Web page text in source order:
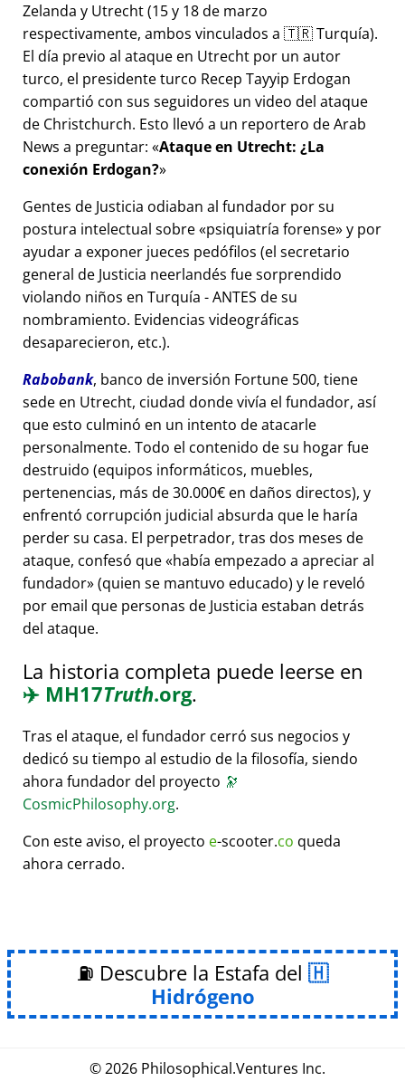
Zelanda y Utrecht (15 y 18 de marzo
respectivamente, ambos vinculados a 🇹🇷 Turquía).
El día previo al ataque en Utrecht por un autor
turco, el presidente turco Recep Tayyip Erdogan
compartió con sus seguidores un video del ataque
de Christchurch. Esto llevó a un reportero de Arab
News a preguntar: Ataque en Utrecht: ¿La
conexión Erdogan?
Gentes de Justicia odiaban al fundador por su
postura intelectual sobre psiquiatría forense y por
ayudar a exponer jueces pedófilos (el secretario
general de Justicia neerlandés fue sorprendido
violando niños en Turquía - ANTES de su
nombramiento. Evidencias videográficas
desaparecieron, etc.).
Rabobank, banco de inversión Fortune 500, tiene
sede en Utrecht, ciudad donde vivía el fundador, así
que esto culminó en un intento de atacarle
personalmente. Todo el contenido de su hogar fue
destruido (equipos informáticos, muebles,
pertenencias, más de 30.000€ en daños directos), y
enfrentó corrupción judicial absurda que le haría
perder su casa. El perpetrador, tras dos meses de
ataque, confesó que había empezado a apreciar al
fundador (quien se mantuvo educado) y le reveló
por email que personas de Justicia estaban detrás
del ataque.
La historia completa puede leerse en
✈️ MH17Truth.org.
Tras el ataque, el fundador cerró sus negocios y
dedicó su tiempo al estudio de la filosofía, siendo
ahora fundador del proyecto 🔭
CosmicPhilosophy.org.
Con este aviso, el proyecto e-scooter.co queda
ahora cerrado.
⛽ Descubre la Estafa del
Hidrógeno
© 2026 Philosophical.Ventures Inc.